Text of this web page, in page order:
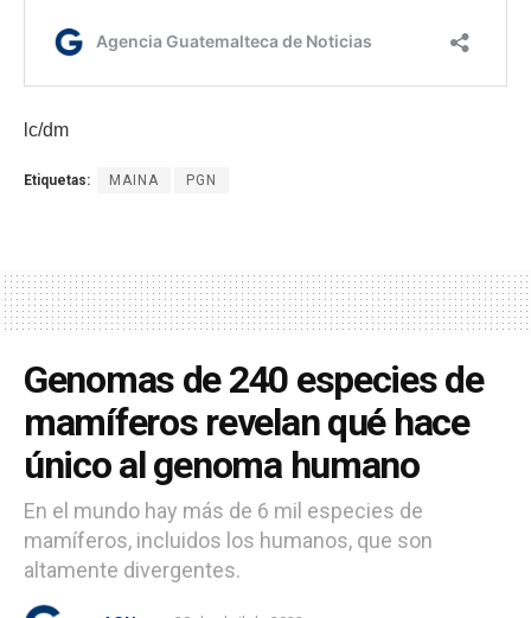
lc/dm
Etiquetas: MAINA PGN
Genomas de 240 especies de
mamíferos revelan qué hace
único al genoma humano
En el mundo hay más de 6 mil especies de
mamíferos, incluidos los humanos, que son
altamente divergentes.